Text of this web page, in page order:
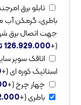
تابلو برق
باطری، گرمکن آب
جهت اتصال برق
(+
126.929.000
استاتیک کوره ای(+
چهار چرخ(+
باطری(+